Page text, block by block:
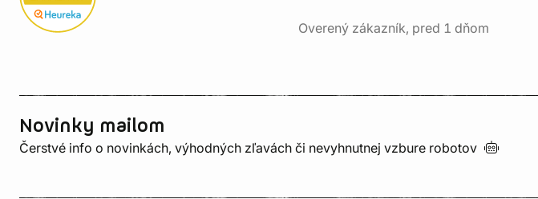
Overený zákazník, pred 1 dňom
Novinky mailom
Čerstvé info o novinkách, výhodných zľavách či nevyhnutnej vzbure robotov